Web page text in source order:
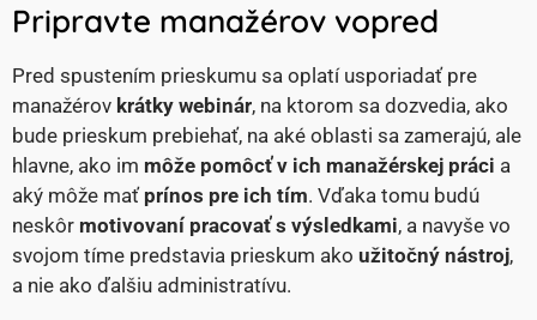
Pripravte manažérov vopred
Pred spustením prieskumu sa oplatí usporiadať pre
manažérov krátky webinár, na ktorom sa dozvedia, ako
bude prieskum prebiehať, na aké oblasti sa zamerajú, ale
hlavne, ako im môže pomôcť v ich manažérskej práci a
aký môže mať prínos pre ich tím. Vďaka tomu budú
neskôr motivovaní pracovať s výsledkami, a navyše vo
svojom tíme predstavia prieskum ako užitočný nástroj,
a nie ako ďalšiu administratívu.